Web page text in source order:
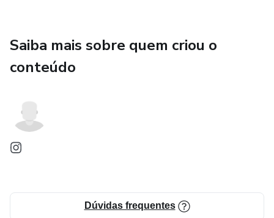
Saiba mais sobre quem criou o
conteúdo
Dúvidas frequentes